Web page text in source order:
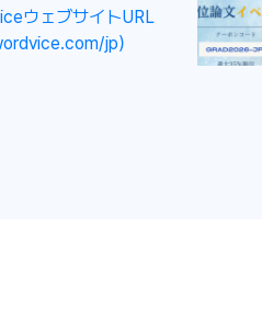
ウェブサイトURL
jp）